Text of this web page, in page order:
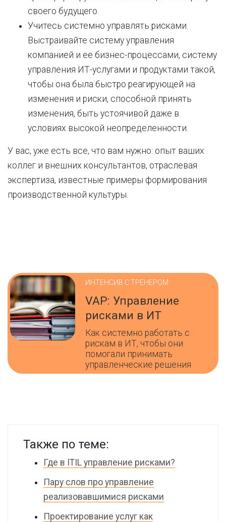
своего будущего.
Учитесь системно управлять рисками.
Выстраивайте систему управления
компанией и ее бизнес-процессами, систему
управления ИТ-услугами и продуктами такой,
чтобы она была быстро реагирующей на
изменения и риски, способной принять
изменения, быть устоячивой даже в
условиях высокой неопределенности.
У вас, уже есть все, что вам нужно: опыт ваших
коллег и внешних консультантов, отраслевая
экспертиза, известные примеры формирования
производственной культуры.
ИНТЕНСИВ С ТРЕНЕРОМ
VAP: Управление
рисками в ИТ
Как системно работать с
рискам в ИТ, чтобы они
помогали принимать
управленческие решения
Также по теме:
Где в ITIL управление рисками?
Пару слов про управление
реализовавшимися рисками
Проектирование услуг как